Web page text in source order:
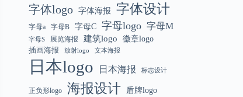
字体logo 字体海报 字体设计
字母a 字母B 字母C 字母logo 字母M
字母S 展览海报 建筑logo 徽章logo
插画海报 放射logo 文本海报
日本logo 日本海报 标志设计
正负形logo 海报设计 盾牌logo